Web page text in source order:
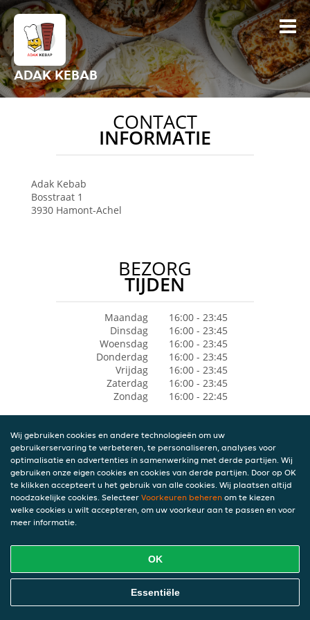
ADAK KEBAB
CONTACT
INFORMATIE
Adak Kebab
Bosstraat 1
3930 Hamont-Achel
BEZORG
TIJDEN
Maandag
16:00 - 23:45
Dinsdag
16:00 - 23:45
Woensdag
16:00 - 23:45
Donderdag
16:00 - 23:45
Vrijdag
16:00 - 23:45
Zaterdag
16:00 - 23:45
Zondag
16:00 - 22:45
Wij gebruiken cookies en andere technologieën om uw
gebruikerservaring te verbeteren, te personaliseren, analyses voor
optimalisatie en advertenties in samenwerking met derde partijen. Wij
gebruiken onze eigen cookies en cookies van derde partijen. Door op OK
te klikken accepteert u het gebruik van alle cookies. Wij plaatsen altijd
noodzakelijke cookies. Selecteer Voorkeuren beheren om te kiezen
welke cookies u wilt accepteren, om uw voorkeur aan te passen en voor
meer informatie.
OK
Essentiële